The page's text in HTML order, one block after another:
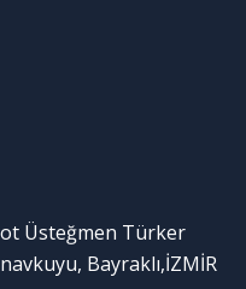
Üsteğmen Türker
Bayraklı,İZMİR